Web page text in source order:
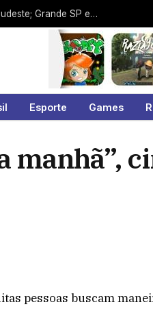
Ciclone-bomba deixa rastro de destruição no Sul e Sudeste; Grande SP escapa dos piores efeitos até o momento
Esporte Games
manhã”,
pessoas buscam